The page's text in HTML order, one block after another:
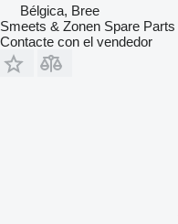
Bélgica, Bree
Smeets & Zonen Spare Parts
Contacte con el vendedor